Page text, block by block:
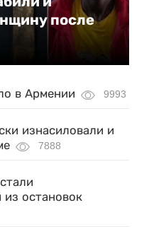
после
в Армении 9993
изнасиловали и
7888
из остановок